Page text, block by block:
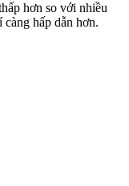
hơn so với nhiều
hấp dẫn hơn.